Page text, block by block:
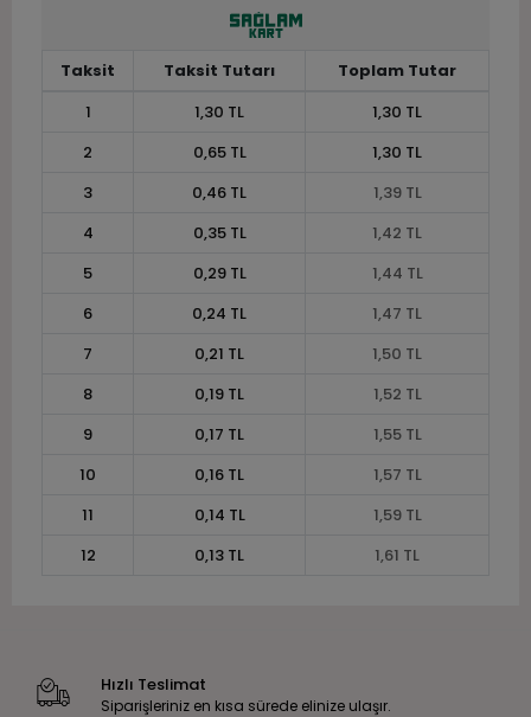
Taksit Taksit Tutarı
Toplam Tutar
1
1,30 TL
1,30 TL
2
0,65 TL
1,30 TL
3
0,46 TL
1,39 TL
4
0,35 TL
1,42 TL
5
0,29 TL
1,44 TL
6
0,24 TL
1,47 TL
7
0,21 TL
1,50 TL
8
0,19 TL
1,52 TL
9
0,17 TL
1,55 TL
10
0,16 TL
1,57 TL
11
0,14 TL
1,59 TL
12
0,13 TL 1,61 TL
Hızlı Teslimat
Siparişleriniz en kısa sürede elinize ulaşır.